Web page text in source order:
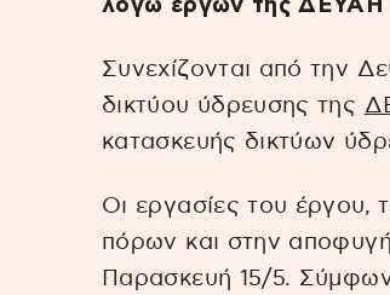
λόγω έργων της ΔΕΥΑΗ
Συνεχίζονται από την
δικτύου ύδρευσης της
κατασκευής δικτύων
Οι εργασίες του έργου,
πόρων και στην
Παρασκευή 15/5.